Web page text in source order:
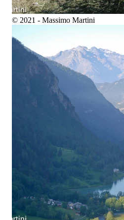
© 2021 - Massimo Martini